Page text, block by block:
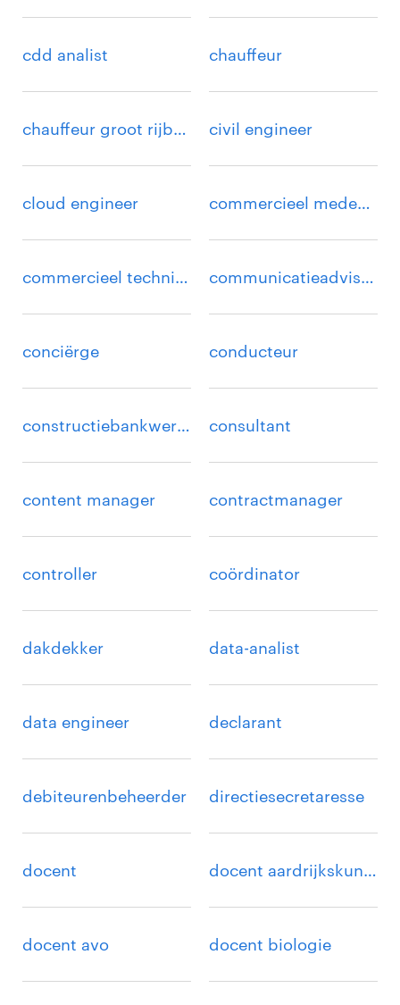
cdd analist chauffeur
chauffeur groot rijbewijs civil engineer
cloud engineer commercieel medewerker
commercieel technisch medewerker communicatieadviseur
conciërge conducteur
constructiebankwerker consultant
content manager contractmanager
controller coördinator
dakdekker data-analist
data engineer declarant
debiteurenbeheerder directiesecretaresse
docent docent aardrijkskunde
docent avo docent biologie